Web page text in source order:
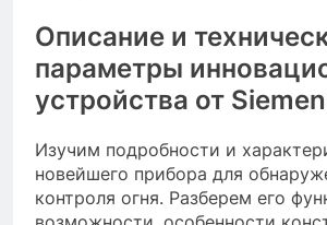
Описание и
параметры
устройства от
Изучим подробности и
новейшего прибора для
контроля огня. Разберем его